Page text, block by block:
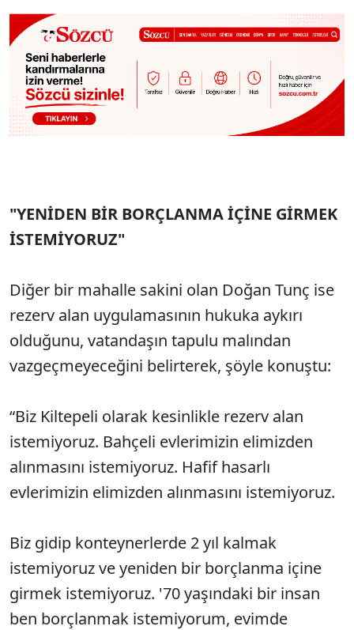
"YENİDEN BİR BORÇLANMA İÇİNE GİRMEK
İSTEMİYORUZ"
Diğer bir mahalle sakini olan Doğan Tunç ise
rezerv alan uygulamasının hukuka aykırı
olduğunu, vatandaşın tapulu malından
vazgeçmeyeceğini belirterek, şöyle konuştu:
“Biz Kiltepeli olarak kesinlikle rezerv alan
istemiyoruz. Bahçeli evlerimizin elimizden
alınmasını istemiyoruz. Hafif hasarlı
evlerimizin elimizden alınmasını istemiyoruz.
Biz gidip konteynerlerde 2 yıl kalmak
istemiyoruz ve yeniden bir borçlanma içine
girmek istemiyoruz. '70 yaşındaki bir insan
ben borçlanmak istemiyorum, evimde